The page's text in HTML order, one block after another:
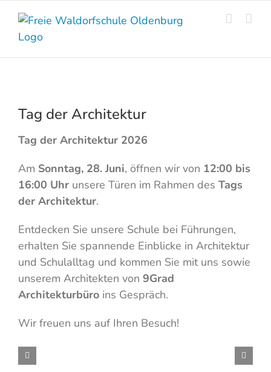
content
Tag der Architektur
Tag der Architektur 2026
Am Sonntag, 28. Juni, öffnen wir von 12:00 bis
16:00 Uhrunsere Türen im Rahmen des Tags
der Architektur.
Entdecken Sie unsere Schule bei Führungen,
erhalten Sie spannende Einblicke in Architektur
und Schulalltag und kommen Sie mit uns sowie
unserem Architekten von 9Grad
Architekturbüro ins Gespräch.
Wir freuen uns auf Ihren Besuch!